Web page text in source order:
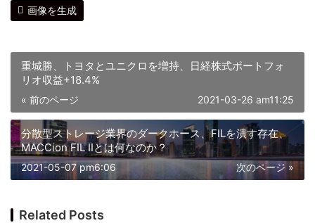
画像を生成
重城勝、トヨタとユニクロを増持、日経株式ポートフォ
リオ収益+18.4%
« 前のページ 2021-03-26 am11:25
分散型ストレージ業界のダークホース、FILを潰す存在、
MACCion FIL IIとは何なのか？
次のページ »
2021-05-07 pm6:06
Related Posts